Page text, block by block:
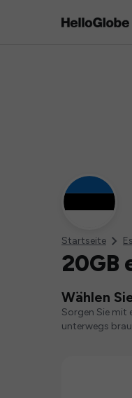
Startseite
20GB
Wählen
Sorgen Sie mit
unterwegs